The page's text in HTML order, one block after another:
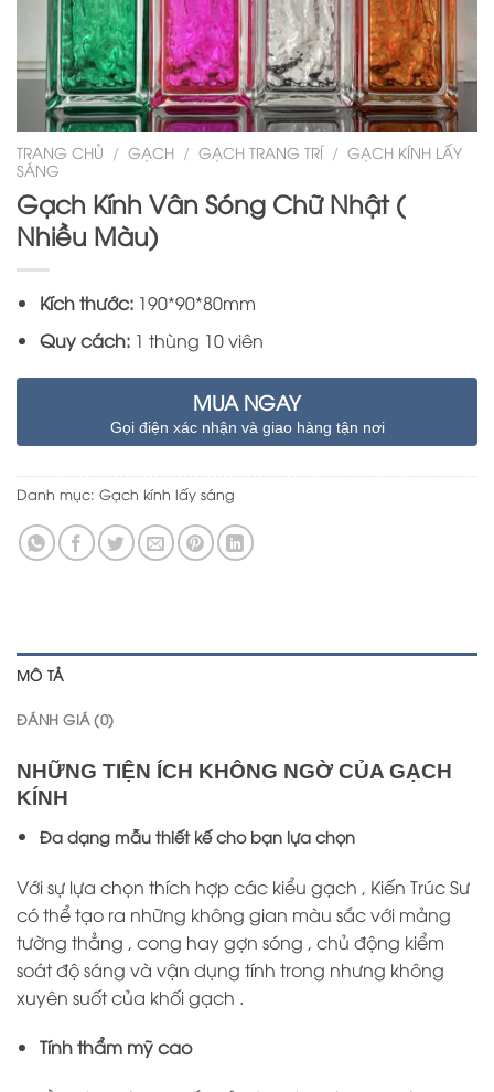
TRANG CHỦ / GẠCH / GẠCH TRANG TRÍ / GẠCH KÍNH LẤY
SÁNG
Gạch Kính Vân Sóng Chữ Nhật (
Nhiều Màu)
Kích thước:190*90*80mm
Quy cách: 1 thùng 10 viên
MUA NGAY
Gọi điện xác nhận và giao hàng tận nơi
Danh mục: Gạch kính lấy sáng
MÔ TẢ
ĐÁNH GIÁ (0)
NHỮNG TIỆN ÍCH KHÔNG NGỜ CỦA GẠCH
KÍNH
Đa dạng mẫu thiết kế cho bạn lựa chọn
Với sự lựa chọn thích hợp các kiểu gạch , Kiến Trúc Sư
có thể tạo ra những không gian màu sắc với mảng
tường thẳng , cong hay gợn sóng , chủ động kiểm
soát độ sáng và vận dụng tính trong nhưng không
xuyên suốt của khối gạch .
Tính thẩm mỹ cao